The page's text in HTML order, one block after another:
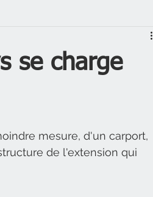
se charge
mesure, d'un carport,
de l'extension qui